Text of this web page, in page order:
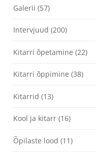
Galerii (57)
Intervjuud (200)
Kitarri õpetamine (22)
Kitarri õppimine (38)
Kitarrid (13)
Kool ja kitarr (16)
Õpilaste lood (11)